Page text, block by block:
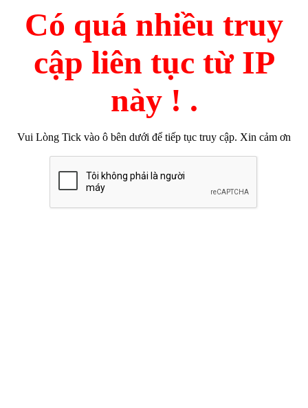
Có quá nhiều truy
cập liên tục từ IP
này ! .
Vui Lòng Tick vào ô bên dưới để tiếp tục truy cập. Xin cảm ơn